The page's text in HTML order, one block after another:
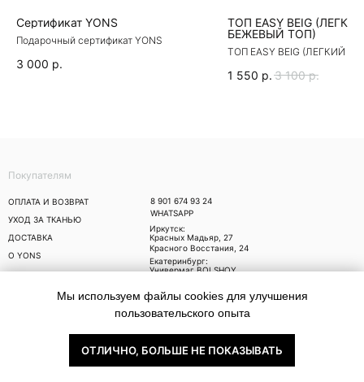
Сертификат YONS
Подарочный сертификат YONS
3 000 р.
ТОП EASY BEIG
БЕЖЕВЫЙ ТОП)
ТОП EASY BEIG (ЛЕГКИЙ
1 550 р. 3 100 р.
8 901 674 93 24
WHATSAPP
Покупателям
ОПЛАТА И ВОЗВРАТ
УХОД ЗА ТКАНЬЮ
ДОСТАВКА
О YONS
Иркутск:
Красных Мадьяр, 27
Политика
конфиденциальности
Публичная оферта
Красного Восстания, 24
Екатеринбург:
Универмаг BOLSHOY,
Москва:
Trend Island, Ходынский
бульвар, 4
Мы используем файлы cookies для улучшения
пользовательского опыта
ОТЛИЧНО, БОЛЬШЕ НЕ ПОКАЗЫВАТЬ